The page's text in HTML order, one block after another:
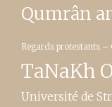
Qumrân
Regards protestants –
TaNaKh
Université de